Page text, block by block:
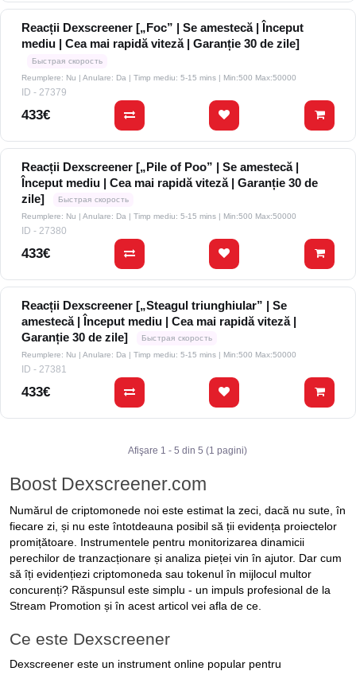
Reacții Dexscreener [„Foc” | Se amestecă | Început
mediu | Cea mai rapidă viteză | Garanție 30 de zile]
Быстрая скорость
Reumplere: Nu | Anulare: Da | Timp mediu: 5-15 mins | Min:500 Max:50000
ID - 27379
433€
Reacții Dexscreener [„Pile of Poo” | Se amestecă |
Început mediu | Cea mai rapidă viteză | Garanție 30 de
zile]
Быстрая скорость
Reumplere: Nu | Anulare: Da | Timp mediu: 5-15 mins | Min:500 Max:50000
ID - 27380
433€
Reacții Dexscreener [„Steagul triunghiular” | Se
amestecă | Început mediu | Cea mai rapidă viteză |
Garanție 30 de zile]
Быстрая скорость
Reumplere: Nu | Anulare: Da | Timp mediu: 5-15 mins | Min:500 Max:50000
ID - 27381
433€
Afişare 1 - 5 din 5 (1 pagini)
Boost Dexscreener.com
Numărul de criptomonede noi este estimat la zeci, dacă nu sute, în
fiecare zi, și nu este întotdeauna posibil să ții evidența proiectelor
promițătoare. Instrumentele pentru monitorizarea dinamicii
perechilor de tranzacționare și analiza pieței vin în ajutor. Dar cum
să îți evidențiezi criptomoneda sau tokenul în mijlocul multor
concurenți? Răspunsul este simplu - un impuls profesional de la
Stream Promotion și în acest articol vei afla de ce.
Ce este Dexscreener
Dexscreener este un instrument online popular pentru